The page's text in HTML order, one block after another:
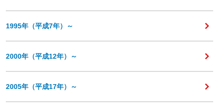
1995年（平成7年）～
2000年（平成12年）～
2005年（平成17年）～